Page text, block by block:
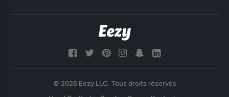
© 2026 Eezy LLC. Tous droits réservés